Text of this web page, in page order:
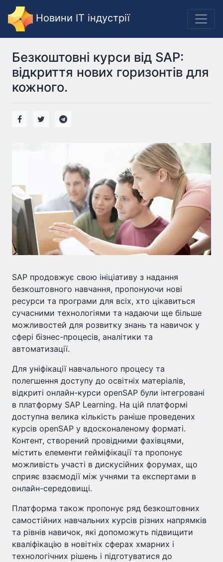
Новини IT індустрії
Безкоштовні курси від SAP:
відкриття нових горизонтів для
кожного.
SAP продовжує свою ініціативу з надання
безкоштовного навчання, пропонуючи нові
ресурси та програми для всіх, хто цікавиться
сучасними технологіями та надаючи ще більше
можливостей для розвитку знань та навичок у
сфері бізнес-процесів, аналітики та
автоматизації.
Для уніфікації навчального процесу та
полегшення доступу до освітніх матеріалів,
відкриті онлайн-курси openSAP були інтегровані
в платформу SAP Learning. На цій платформі
доступна велика кількість раніше проведених
курсів openSAP у вдосконаленому форматі.
Контент, створений провідними фахівцями,
містить елементи гейміфікації та пропонує
можливість участі в дискусійних форумах, що
сприяє взаємодії між учнями та експертами в
онлайн-середовищі.
Платформа також пропонує ряд безкоштовних
самостійних навчальних курсів різних напрямків
та рівнів навичок, які допоможуть підвищити
кваліфікацію в новітніх сферах хмарних і
технологічних рішень і підготуватися до